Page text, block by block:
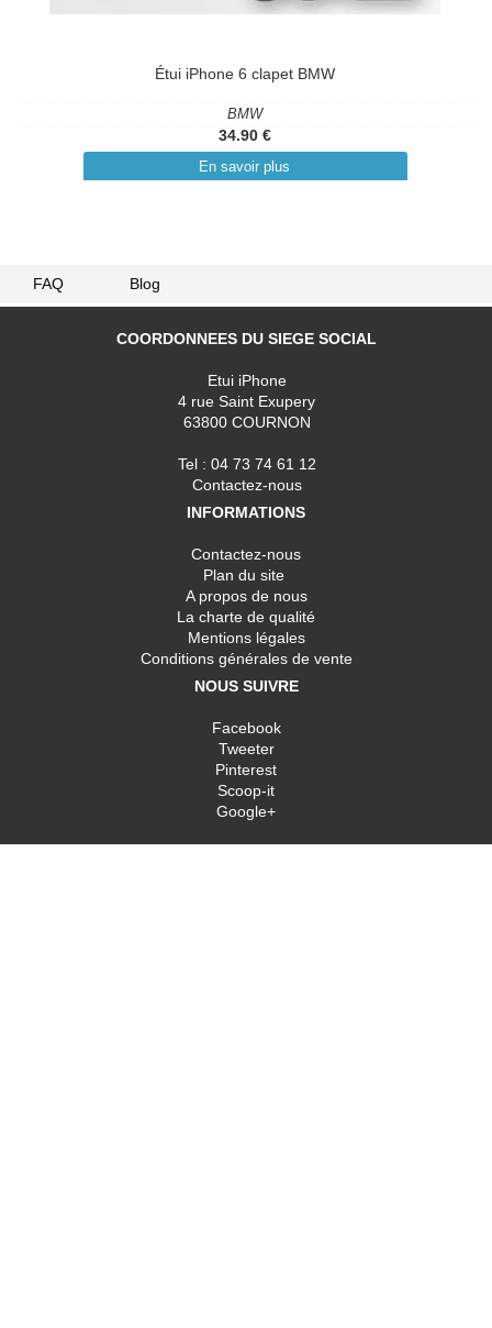
Étui iPhone 6 clapet BMW
BMW
34.90 €
En savoir plus
FAQ Blog
COORDONNEES DU SIEGE SOCIAL
Etui iPhone
4 rue Saint Exupery
63800 COURNON
Tel : 04 73 74 61 12
Contactez-nous
INFORMATIONS
Contactez-nous
Plan du site
A propos de nous
La charte de qualité
Mentions légales
Conditions générales de vente
NOUS SUIVRE
Facebook
Tweeter
Pinterest
Scoop-it
Google+